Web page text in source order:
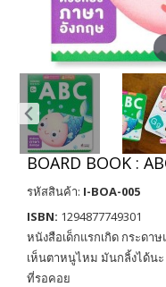
BOARD BOOK :
รหัสสินค้า: I-BOA-005
ISBN: 1294877749301
หนังสือเด็กแรกเกิด กระดา
เห็นตาหนูไหม มันกลิ้งได้น
ที่รอคอย